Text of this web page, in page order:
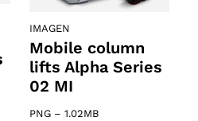
IMAGEN
Mobile column
lifts Alpha Series
02 MI
PNG – 1.02MB